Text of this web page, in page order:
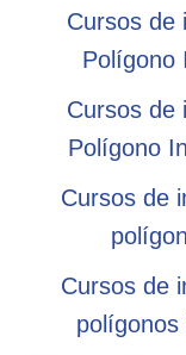
Cursos de
Polígono
Cursos de
Polígono
Cursos de
Cursos de
polígonos